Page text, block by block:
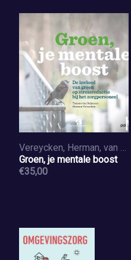
Vereycken, Herman, van Reijen, Tamara
Groen, je mentale boost
€35,00